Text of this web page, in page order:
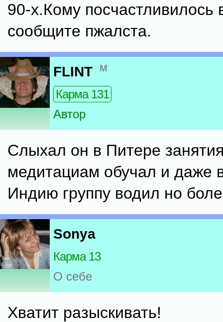
90-х.Кому посчастливилось
сообщите пжалста.
FLINT м
Карма 131
Автор
Слыхал он в Питере
медитациам обучал и даже
Индию группу водил но
Sonya
Карма 13
О себе
Хватит разыскивать!